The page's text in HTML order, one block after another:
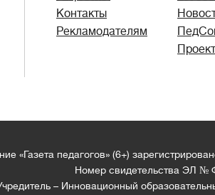
Контакты
Рекламодателям
«Газета педагогов» (6+)
Номер свидетельства ЭЛ №
– Инновационный